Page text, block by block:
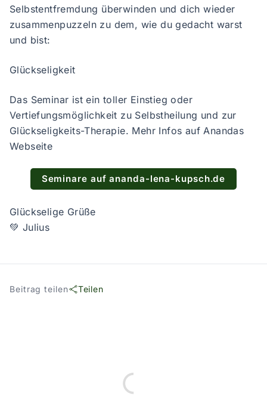
Selbstentfremdung überwinden und dich wieder
zusammenpuzzeln zu dem, wie du gedacht warst
und bist:
Glückseligkeit
Das Seminar ist ein toller Einstieg oder
Vertiefungsmöglichkeit zu Selbstheilung und zur
Glückseligkeits-Therapie. Mehr Infos auf Anandas
Webseite
Seminare auf ananda-lena-kupsch.de
Glückselige Grüße
💚 Julius
Beitrag teilen Teilen